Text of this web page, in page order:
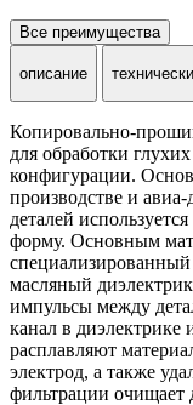
Все преимущества
описание
Копировально-
для обработки
конфигурации.
производстве и
деталей
форму. Основным
масляный
импульсы между
канал в диэлектрике
расплавляют
электрод, а также
фильтрации очищает